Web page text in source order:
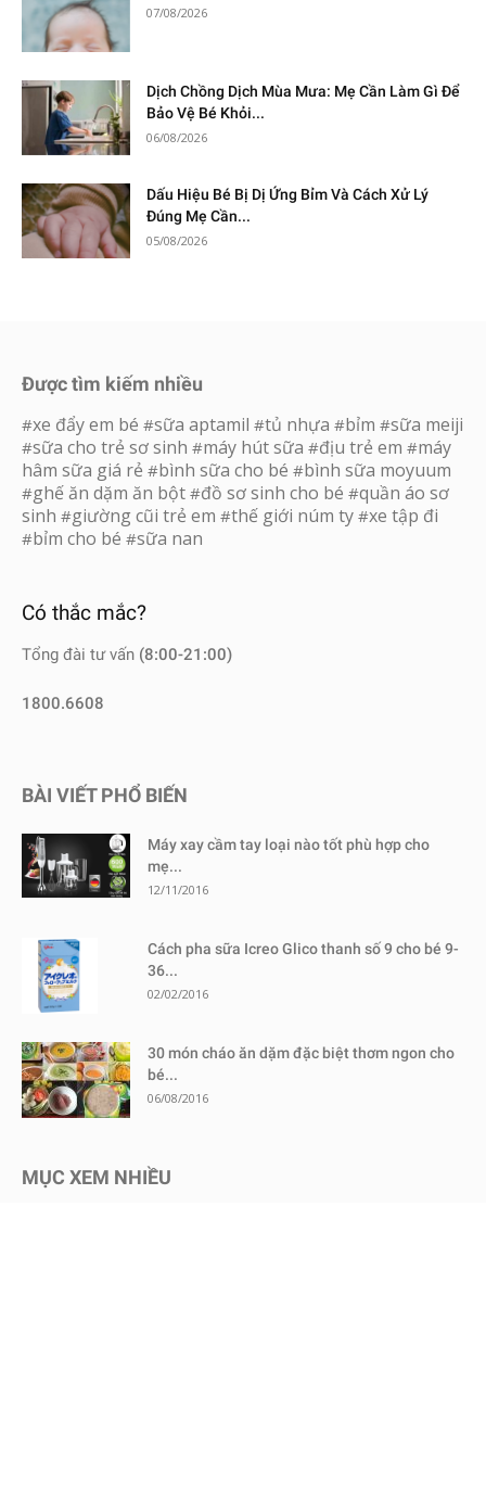
07/08/2026
Dịch Chồng Dịch Mùa Mưa: Mẹ Cần Làm Gì Để
Bảo Vệ Bé Khỏi...
06/08/2026
Dấu Hiệu Bé Bị Dị Ứng Bỉm Và Cách Xử Lý
Đúng Mẹ Cần...
05/08/2026
Được tìm kiếm nhiều
#xe đẩy em bé #sữa aptamil #tủ nhựa #bỉm #sữa meiji
#sữa cho trẻ sơ sinh #máy hút sữa #địu trẻ em #máy
hâm sữa giá rẻ #bình sữa cho bé #bình sữa moyuum
#ghế ăn dặm ăn bột #đồ sơ sinh cho bé #quần áo sơ
sinh #giường cũi trẻ em #thế giới núm ty #xe tập đi
#bỉm cho bé #sữa nan
Có thắc mắc?
Tổng đài tư vấn (8:00-21:00)
1800.6608
BÀI VIẾT PHỔ BIẾN
Máy xay cầm tay loại nào tốt phù hợp cho
mẹ...
12/11/2016
Cách pha sữa Icreo Glico thanh số 9 cho bé 9-
36...
02/02/2016
30 món cháo ăn dặm đặc biệt thơm ngon cho
bé...
06/08/2016
MỤC XEM NHIỀU